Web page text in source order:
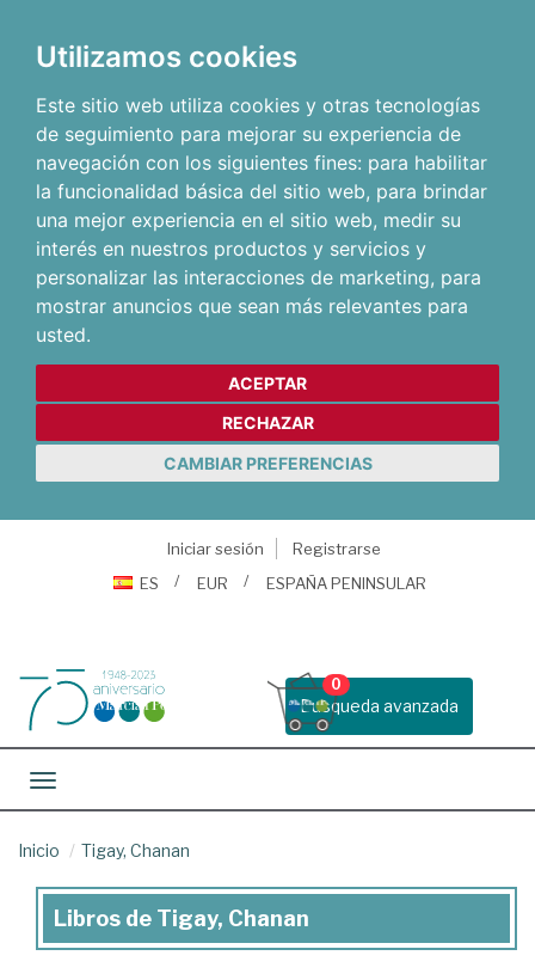
Utilizamos cookies
Este sitio web utiliza cookies y otras tecnologías
de seguimiento para mejorar su experiencia de
navegación con los siguientes fines: para habilitar
la funcionalidad básica del sitio web, para brindar
una mejor experiencia en el sitio web, medir su
interés en nuestros productos y servicios y
personalizar las interacciones de marketing, para
mostrar anuncios que sean más relevantes para
usted.
ACEPTAR
RECHAZAR
CAMBIAR PREFERENCIAS
Iniciar sesión
Registrarse
ES
EUR ESPAÑA PENINSULAR
Busqueda avanzada
0
Toggle navigation
Inicio Tigay, Chanan
Libros
Libros de Tigay, Chanan